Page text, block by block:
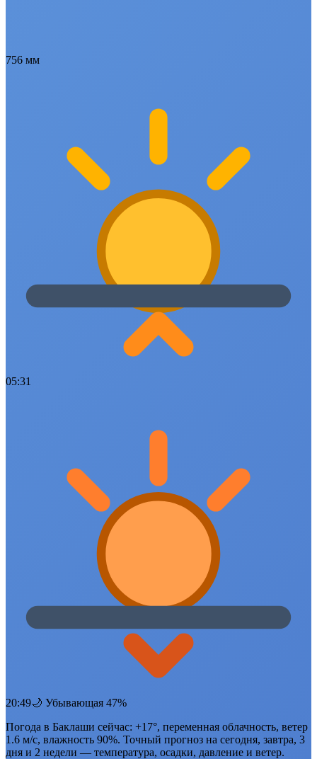
756 мм
05:31
20:49🌙 Убывающая 47%
Погода в Баклаши сейчас: +17°, переменная облачность, ветер
1.6 м/с, влажность 90%. Точный прогноз на сегодня, завтра, 3
дня и 2 недели — температура, осадки, давление и ветер.